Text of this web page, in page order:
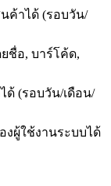
ค้าได้ (รอบวัน/
ชื่อ, บาร์โค้ด,
ด้ (รอบวัน/เดือน/
งผู้ใช้งานระบบได้